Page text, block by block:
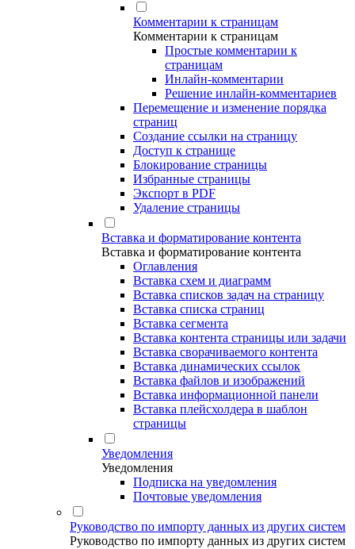
Комментарии к страницам
Комментарии к страницам
Простые комментарии к
страницам
Инлайн-комментарии
Решение инлайн-комментариев
Перемещение и изменение порядка
страниц
Создание ссылки на страницу
Доступ к странице
Блокирование страницы
Избранные страницы
Экспорт в PDF
Удаление страницы
Вставка и форматирование контента
Вставка и форматирование контента
Оглавления
Вставка схем и диаграмм
Вставка списков задач на страницу
Вставка списка страниц
Вставка сегмента
Вставка контента страницы или задачи
Вставка сворачиваемого контента
Вставка динамических ссылок
Вставка файлов и изображений
Вставка информационной панели
Вставка плейсхолдера в шаблон
страницы
Уведомления
Уведомления
Подписка на уведомления
Почтовые уведомления
Руководство по импорту данных из других систем
Руководство по импорту данных из других систем